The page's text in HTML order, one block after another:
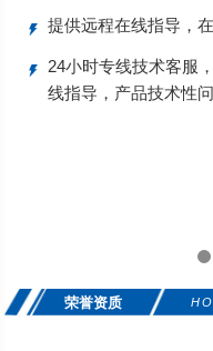
提供远程在线指导，
24小时专线技术客服
线指导，产品技术性
荣誉资质